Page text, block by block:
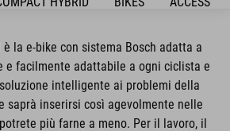
è la e-bike con sistema Bosch adatta a
e facilmente adattabile a ogni ciclista e
intelligente ai problemi della
saprà inserirsi così agevolmente nelle
più farne a meno. Per il lavoro, il